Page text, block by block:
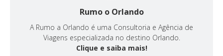
Rumo o Orlando
A Rumo a Orlando é uma Consultoria e Agência de
Viagens especializada no destino Orlando.
Clique e saiba mais!